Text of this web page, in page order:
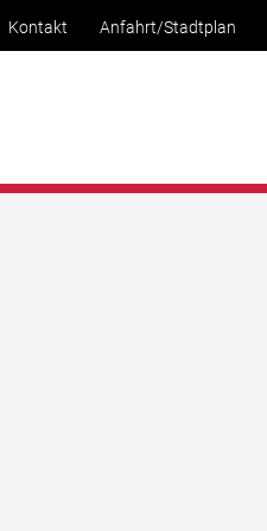
Kontakt Anfahrt/Stadtplan